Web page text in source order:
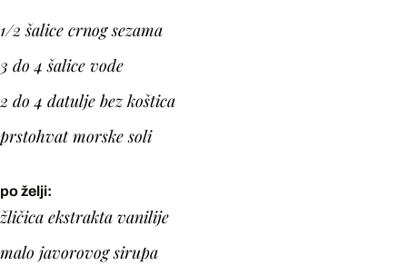
1/2 šalice crnog sezama
3 do 4 šalice vode
2 do 4 datulje bez koštica
prstohvat morske soli
po želji:
žličica ekstrakta vanilije
malo javorovog sirupa